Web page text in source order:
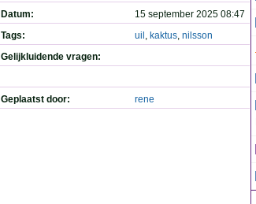
Datum:
15 september 2025 08:47
Tags:
uil , kaktus, nilsson
Gelijkluidende vragen:
Geplaatst door: rene